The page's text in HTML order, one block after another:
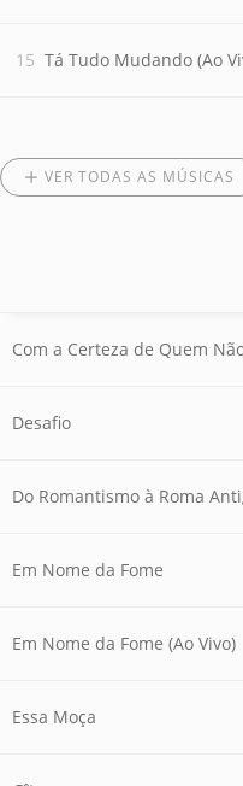
Tá Tudo Mudando (Ao
VER TODAS AS MÚSICAS
Com a Certeza de Quem
Desafio
Do Romantismo à Roma
Em Nome da Fome
Em Nome da Fome (Ao Vivo)
Essa Moça